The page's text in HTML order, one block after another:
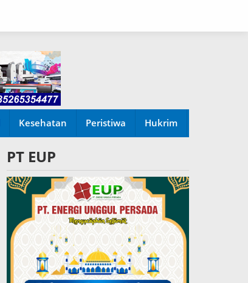
Kesehatan Peristiwa Hukrim
PT EUP